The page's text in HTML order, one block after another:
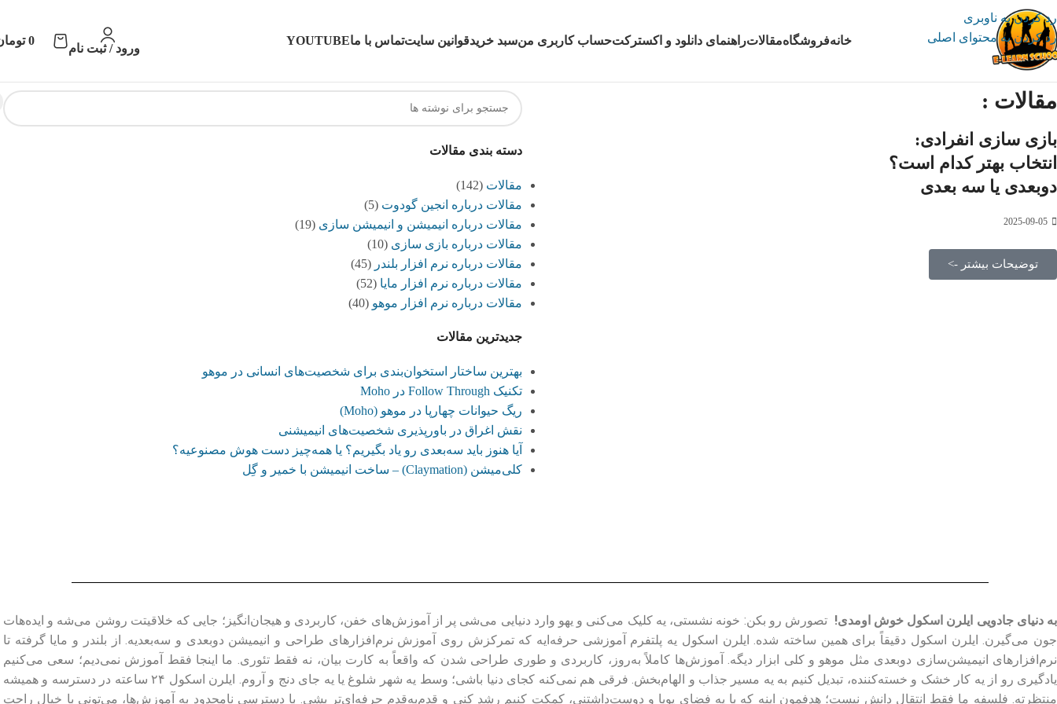
رد کردن به ناوبری
رد کردن به محتوای اصلی
خانهفروشگاهمقالاتراهنمای دانلود و اکسترکتحساب کاربری منسبد خریدقوانین سایتتماس با ماYOUTUBE
ورود / ثبت نام
0
مقالات :
بازی سازی انفرادی:
انتخاب بهتر کدام است؟
دوبعدی یا سه بعدی
توضیحات بیشتر ->
دسته بندی مقالات
مقالات (142)
مقالات درباره انجین گودوت (5)
مقالات درباره انیمیشن و انیمیشن سازی (19)
مقالات درباره بازی سازی (10)
مقالات درباره نرم افزار بلندر (45)
مقالات درباره نرم افزار مایا (52)
مقالات درباره نرم افزار موهو (40)
جدیدترین مقالات
بهترین ساختار استخوان‌بندی برای شخصیت‌های انسانی در موهو
تکنیک Follow Through در Moho
ریگ حیوانات چهارپا در موهو (Moho)
نقش اغراق در باورپذیری شخصیت‌های انیمیشنی
آیا هنوز باید سه‌بعدی‌ رو یاد بگیریم؟ یا همه‌چیز دست هوش مصنوعیه؟
کلی‌میشن (Claymation) – ساخت انیمیشن با خمیر و گِل
به دنیای جادویی ایلرن اسکول خوش اومدی! تصورش رو بکن: خونه نشستی، یه کلیک می‌کنی و یهو وارد دنیایی می‌شی پر از آموزش‌های خفن، کاربردی و هیجان‌انگیز؛ جایی که خلاقیتت روشن می‌شه و ایده‌هات
جون می‌گیرن. ایلرن اسکول دقیقاً برای همین ساخته شده. ایلرن اسکول یه پلتفرم آموزشی حرفه‌ایه که تمرکزش روی آموزش نرم‌افزارهای طراحی و انیمیشن دو‌بعدی و سه‌بعدیه. از بلندر و مایا گرفته تا
نرم‌افزارهای انیمیشن‌سازی دوبعدی مثل موهو و کلی ابزار دیگه. آموزش‌ها کاملاً به‌روز، کاربردی و طوری طراحی شدن که واقعاً به کارت بیان، نه فقط تئوری. ما اینجا فقط آموزش نمی‌دیم؛ سعی می‌کنیم
یادگیری رو از یه کار خشک و خسته‌کننده، تبدیل کنیم به یه مسیر جذاب و الهام‌بخش. فرقی هم نمی‌کنه کجای دنیا باشی؛ وسط یه شهر شلوغ یا یه جای دنج و آروم. ایلرن اسکول ۲۴ ساعته در دسترسه و همیشه
منتظرته. فلسفه ما فقط انتقال دانش نیست؛ هدفمون اینه که با یه فضای پویا و دوست‌داشتنی، کمکت کنیم رشد کنی و قدم‌به‌قدم حرفه‌ای‌تر بشی. با دسترسی نامحدود به آموزش‌ها، می‌تونی با خیال راحت